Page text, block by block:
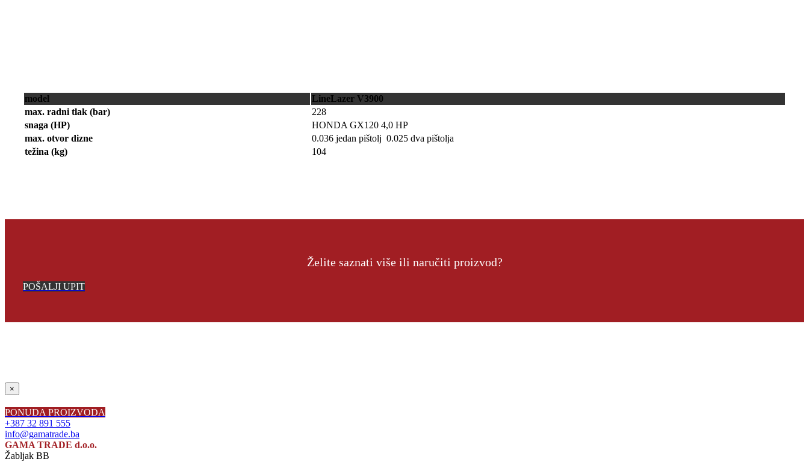
model
LineLazer V3900
max. radni tlak (bar)
228
snaga (HP)
HONDA GX120 4,0 HP
max. otvor dizne
0.036 jedan pištolj 0.025 dva pištolja
težina (kg)
104
Želite saznati više ili naručiti proizvod?
POŠALJI UPIT
Close
product
quick
view
×
PONUDA PROIZVODA
+387 32 891 555
info@gamatrade.ba
GAMA TRADE d.o.o.
Žabljak BB